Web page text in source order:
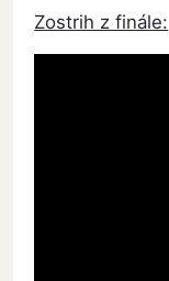
Zostrih z finále: